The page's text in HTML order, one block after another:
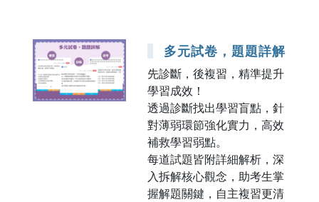
多元試卷，題題詳解
先診斷，後複習，精準提升
學習成效！
透過診斷找出學習盲點，針
對薄弱環節強化實力，高效
補救學習弱點。
每道試題皆附詳細解析，深
入拆解核心觀念，助考生掌
握解題關鍵，自主複習更清